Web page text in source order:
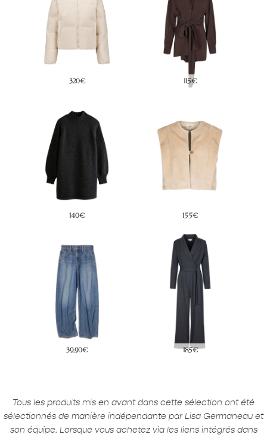
320€
140€
39,90€
115€
155€
185€
Tous les produits mis en avant dans cette sélection ont été
sélectionnés de manière indépendante par Lisa Germaneau et
son équipe. Lorsque vous achetez via les liens intégrés dans